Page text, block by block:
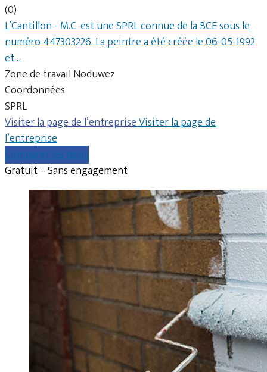
(0)
L’Cantillon - M.C. est une SPRL connue de la BCE sous le
numéro 447303226. La peintre a été créée le 06-05-1992
et…
Zone de travail Noduwez
Coordonnées
SPRL
Visiter la page de l’entrepriseVisiter la page de
l’entreprise
Comparer les devis
Gratuit – Sans engagement